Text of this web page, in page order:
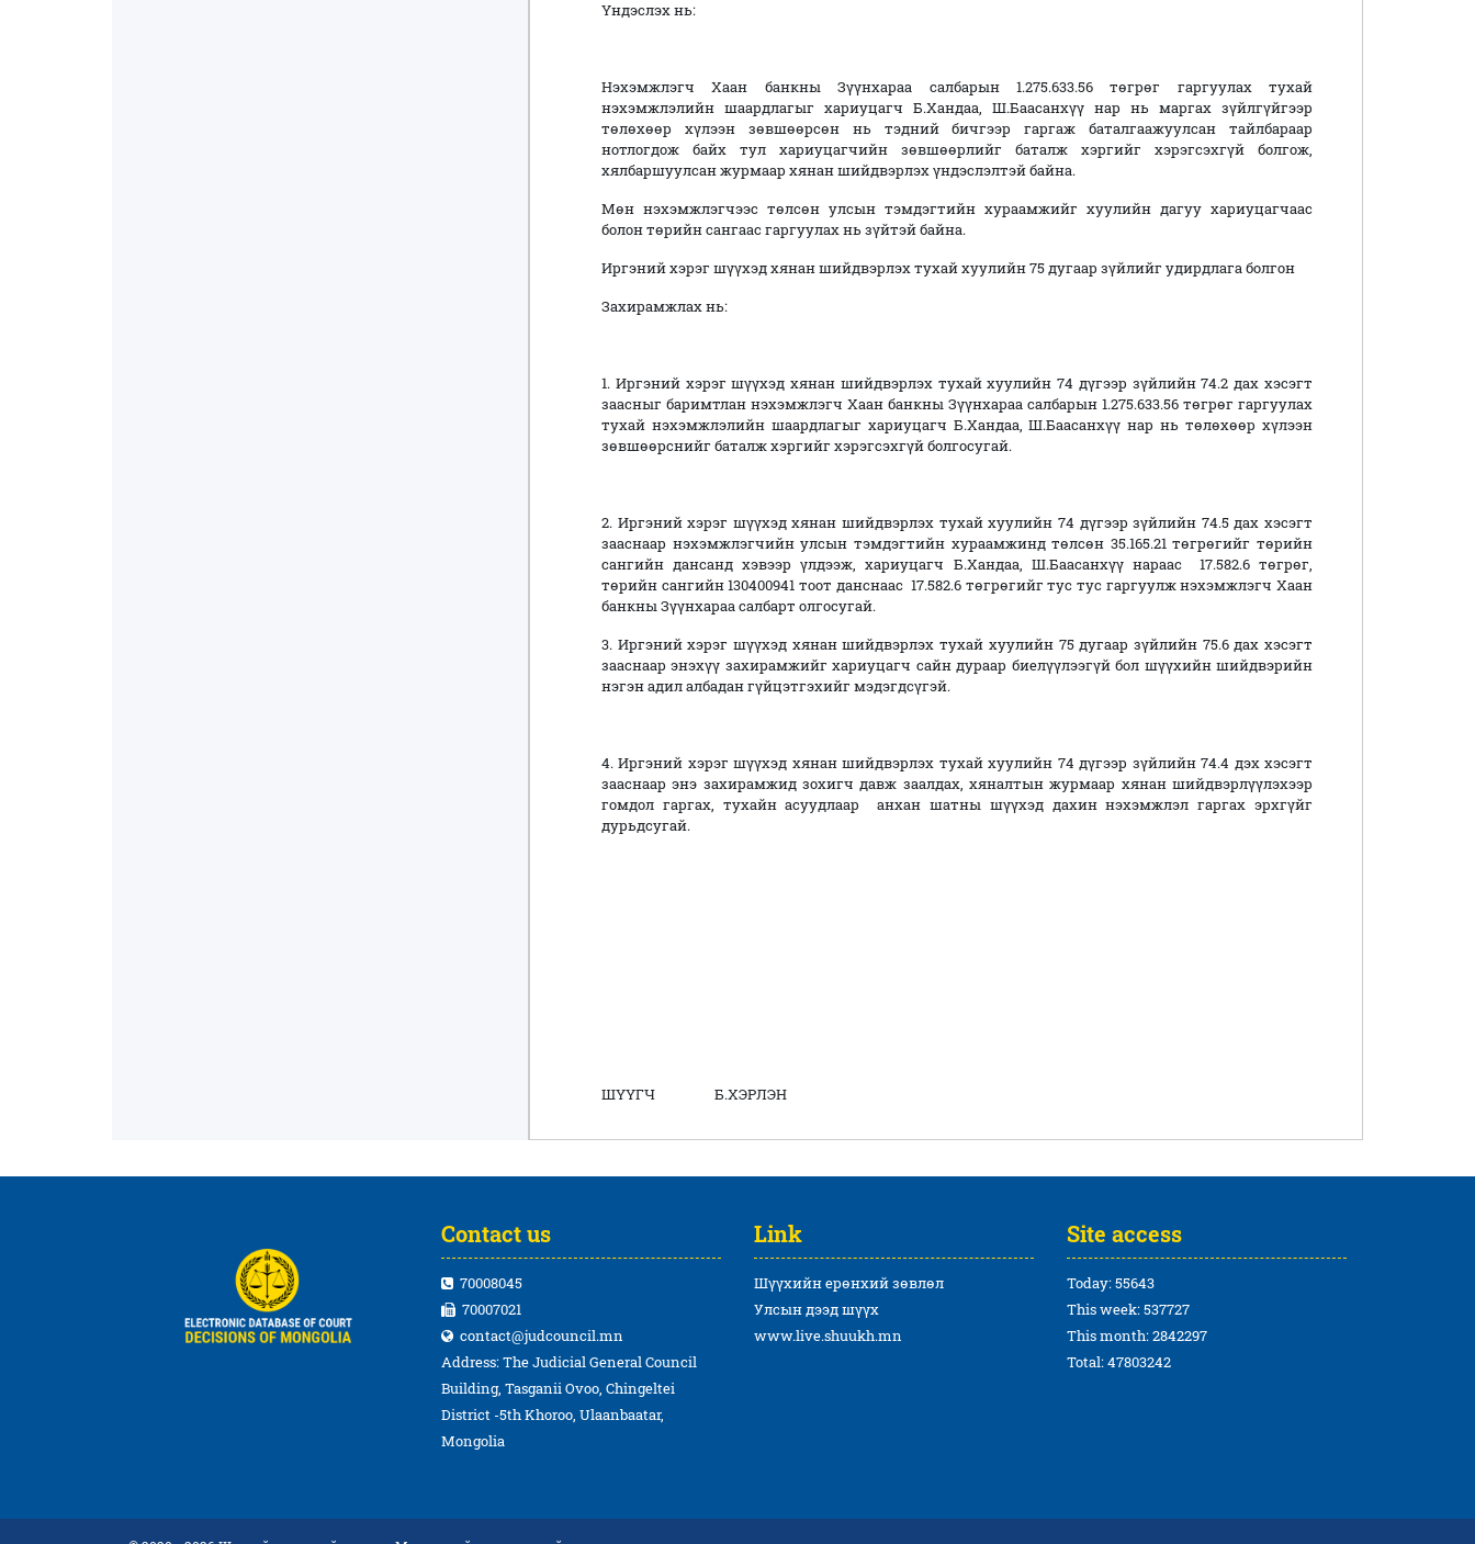
Үндэслэх нь:
Нэхэмжлэгч Хаан банкны Зүүнхараа салбарын 1.275.633.56 төгрөг гаргуулах тухай
нэхэмжлэлийн шаардлагыг хариуцагч Б.Хандаа, Ш.Баасанхүү нар нь маргах зүйлгүйгээр
төлөхөөр хүлээн зөвшөөрсөн нь тэдний бичгээр гаргаж баталгаажуулсан тайлбараар
нотлогдож байх тул хариуцагчийн зөвшөөрлийг баталж хэргийг хэрэгсэхгүй болгож,
хялбаршуулсан журмаар хянан шийдвэрлэх үндэслэлтэй байна.
Мөн нэхэмжлэгчээс төлсөн улсын тэмдэгтийн хураамжийг хуулийн дагуу хариуцагчаас
болон төрийн сангаас гаргуулах нь зүйтэй байна.
Иргэний хэрэг шүүхэд хянан шийдвэрлэх тухай хуулийн 75 дугаар зүйлийг удирдлага болгон
Захирамжлах нь:
1. Иргэний хэрэг шүүхэд хянан шийдвэрлэх тухай хуулийн 74 дүгээр зүйлийн 74.2 дах хэсэгт
заасныг баримтлан нэхэмжлэгч Хаан банкны Зүүнхараа салбарын 1.275.633.56 төгрөг гаргуулах
тухай нэхэмжлэлийн шаардлагыг хариуцагч Б.Хандаа, Ш.Баасанхүү нар нь төлөхөөр хүлээн
зөвшөөрснийг баталж хэргийг хэрэгсэхгүй болгосугай.
2. Иргэний хэрэг шүүхэд хянан шийдвэрлэх тухай хуулийн 74 дүгээр зүйлийн 74.5 дах хэсэгт
зааснаар нэхэмжлэгчийн улсын тэмдэгтийн хураамжинд төлсөн 35.165.21 төгрөгийг төрийн
сангийн дансанд хэвээр үлдээж, хариуцагч Б.Хандаа, Ш.Баасанхүү нараас 17.582.6 төгрөг,
төрийн сангийн 130400941 тоот данснаас 17.582.6 төгрөгийг тус тус гаргуулж нэхэмжлэгч Хаан
банкны Зүүнхараа салбарт олгосугай.
3. Иргэний хэрэг шүүхэд хянан шийдвэрлэх тухай хуулийн 75 дугаар зүйлийн 75.6 дах хэсэгт
зааснаар энэхүү захирамжийг хариуцагч сайн дураар биелүүлээгүй бол шүүхийн шийдвэрийн
нэгэн адил албадан гүйцэтгэхийг мэдэгдсүгэй.
4. Иргэний хэрэг шүүхэд хянан шийдвэрлэх тухай хуулийн 74 дүгээр зүйлийн 74.4 дэх хэсэгт
зааснаар энэ захирамжид зохигч давж заалдах, хяналтын журмаар хянан шийдвэрлүүлэхээр
гомдол гаргах, тухайн асуудлаар анхан шатны шүүхэд дахин нэхэмжлэл гаргах эрхгүйг
дурьдсугай.
ШҮҮГЧ Б.ХЭРЛЭН
Contact us
70008045
70007021
contact@judcouncil.mn
Address: The Judicial General Council
Building, Tasganii Ovoo, Chingeltei
District -5th Khoroo, Ulaanbaatar,
Mongolia
Link
Шүүхийн ерөнхий зөвлөл
Улсын дээд шүүх
www.live.shuukh.mn
Site access
Today: 55643
This week: 537727
This month: 2842297
Total: 47803242